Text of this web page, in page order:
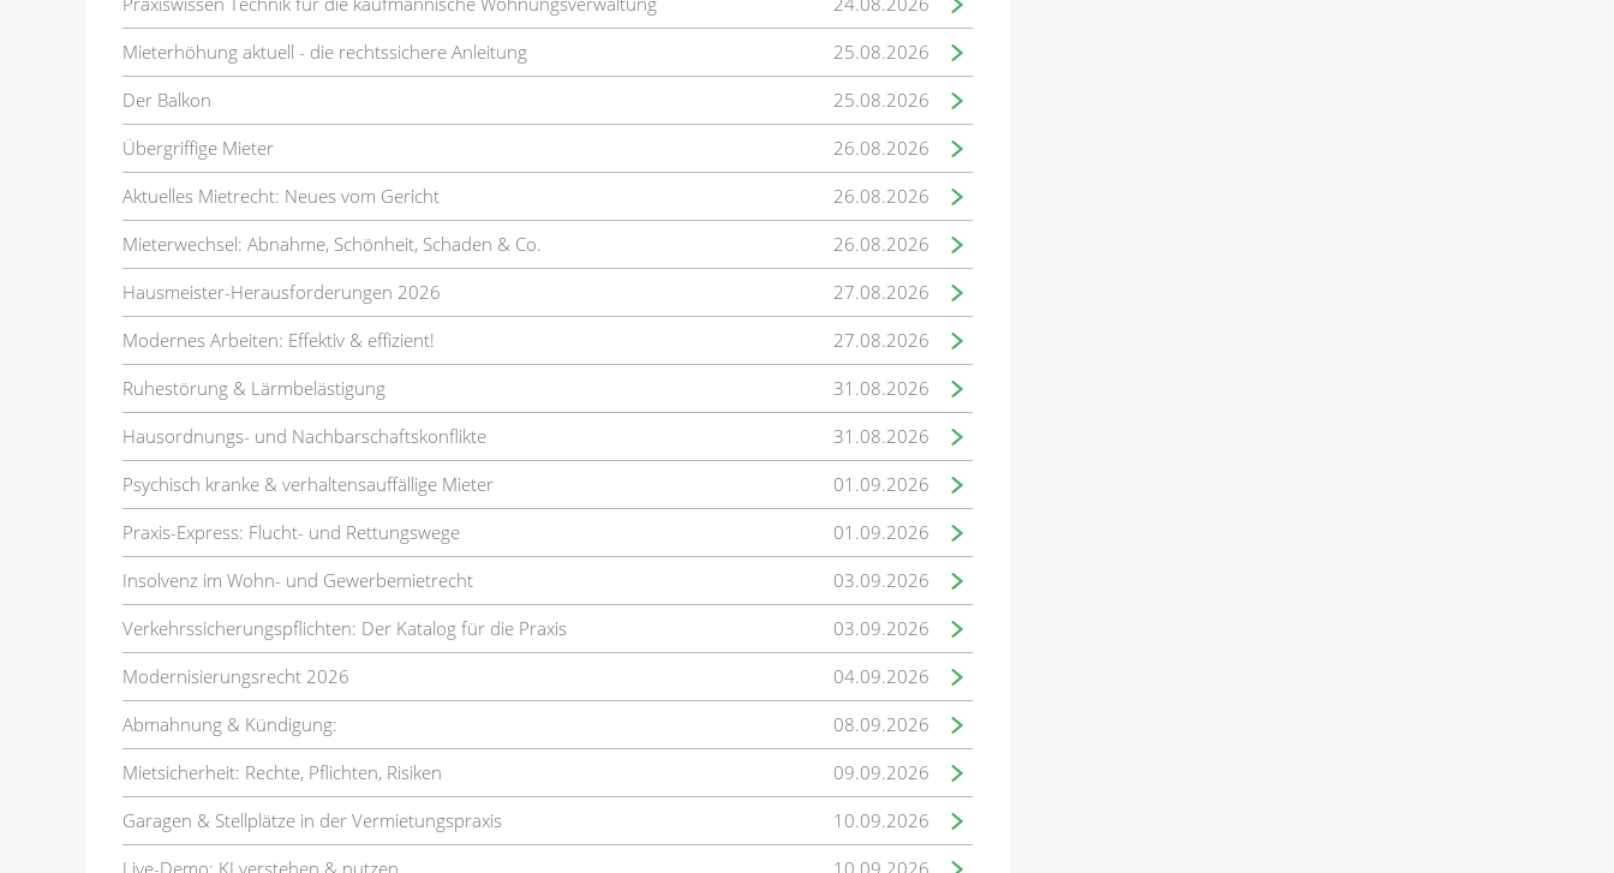
Mieterhöhung aktuell - die rechtssichere Anleitung
25.08.2026
Der Balkon
25.08.2026
Übergriffige Mieter
26.08.2026
Aktuelles Mietrecht: Neues vom Gericht
26.08.2026
Mieterwechsel: Abnahme, Schönheit, Schaden & Co.
26.08.2026
Hausmeister-Herausforderungen 2026
27.08.2026
Modernes Arbeiten: Effektiv & effizient!
27.08.2026
Ruhestörung & Lärmbelästigung
31.08.2026
Hausordnungs- und Nachbarschaftskonflikte
31.08.2026
Psychisch kranke & verhaltensauffällige Mieter
01.09.2026
Praxis-Express: Flucht- und Rettungswege
01.09.2026
Insolvenz im Wohn- und Gewerbemietrecht
03.09.2026
Verkehrssicherungspflichten: Der Katalog für die Praxis
03.09.2026
Modernisierungsrecht 2026
04.09.2026
Abmahnung & Kündigung:
08.09.2026
Mietsicherheit: Rechte, Pflichten, Risiken
09.09.2026
Garagen & Stellplätze in der Vermietungspraxis
10.09.2026
Live-Demo: KI verstehen & nutzen
10.09.2026